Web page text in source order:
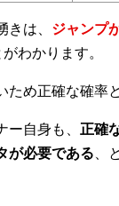
は、 ジャンプ
わかります。
め正確な確率
自身も、 正確
が必要である、